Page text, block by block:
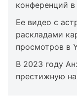
конференций
Ее видео с
раскладами
просмотров в
В 2023 году
престижную